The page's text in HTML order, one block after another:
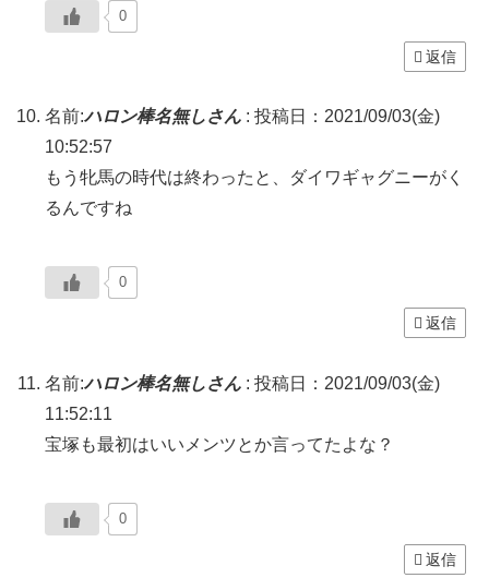
0
返信
名前:ハロン棒名無しさん : 投稿日：2021/09/03(金)
10:52:57
もう牝馬の時代は終わったと、ダイワギャグニーがく
るんですね
0
返信
名前:ハロン棒名無しさん : 投稿日：2021/09/03(金)
11:52:11
宝塚も最初はいいメンツとか言ってたよな？
0
返信